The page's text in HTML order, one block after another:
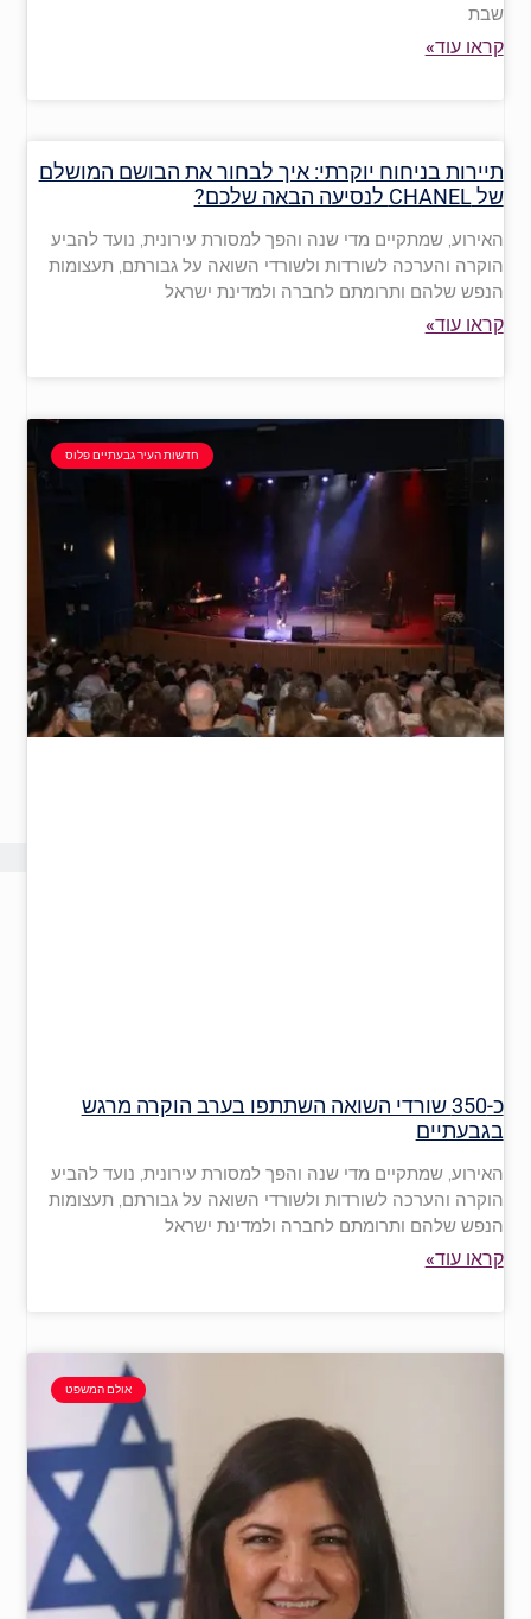
שבת
קראו עוד»
תיירות בניחוח יוקרתי: איך לבחור את הבושם המושלם
של CHANEL לנסיעה הבאה שלכם?
האירוע, שמתקיים מדי שנה והפך למסורת עירונית, נועד להביע
הוקרה והערכה לשורדות ולשורדי השואה על גבורתם, תעצומות
הנפש שלהם ותרומתם לחברה ולמדינת ישראל
קראו עוד»
חדשות העיר גבעתיים פלוס
כ-350 שורדי השואה השתתפו בערב הוקרה מרגש
בגבעתיים
האירוע, שמתקיים מדי שנה והפך למסורת עירונית, נועד להביע
הוקרה והערכה לשורדות ולשורדי השואה על גבורתם, תעצומות
הנפש שלהם ותרומתם לחברה ולמדינת ישראל
קראו עוד»
אולם המשפט